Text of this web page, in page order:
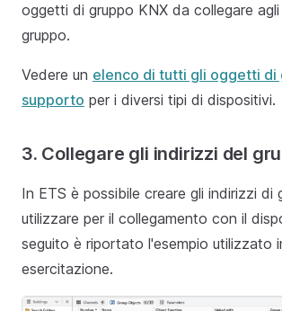
oggetti di gruppo KNX da collegare
gruppo.
Vedere un elenco di tutti gli oggetti di
supporto per i diversi tipi di dispositivi.
3. Collegare gli indirizzi del
In ETS è possibile creare gli indirizzi di
utilizzare per il collegamento con il
seguito è riportato l'esempio utilizzato
esercitazione.